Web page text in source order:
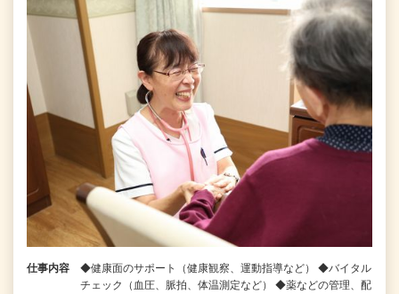
仕事内容
◆健康面のサポート（健康観察、運動指導など） ◆バイタル
チェック（血圧、脈拍、体温測定など） ◆薬などの管理、配